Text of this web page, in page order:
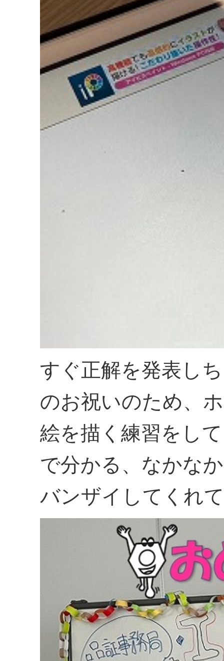
すぐ正解を発表し
のお祝いのため、
絵を描く練習をし
で分かる、なかな
バンザイしてくれ